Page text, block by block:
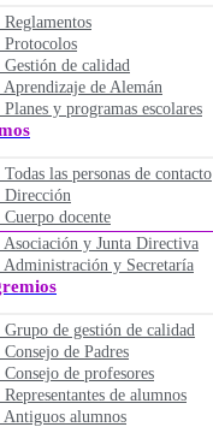
Reglamentos
Protocolos
Gestión de calidad
Aprendizaje de Alemán
Planes y programas escolares
Todas las personas de contacto
Dirección
Cuerpo docente
Asociación y Junta Directiva
Administración y Secretaría
Grupo de gestión de calidad
Consejo de Padres
Consejo de profesores
Representantes de alumnos
Antiguos alumnos